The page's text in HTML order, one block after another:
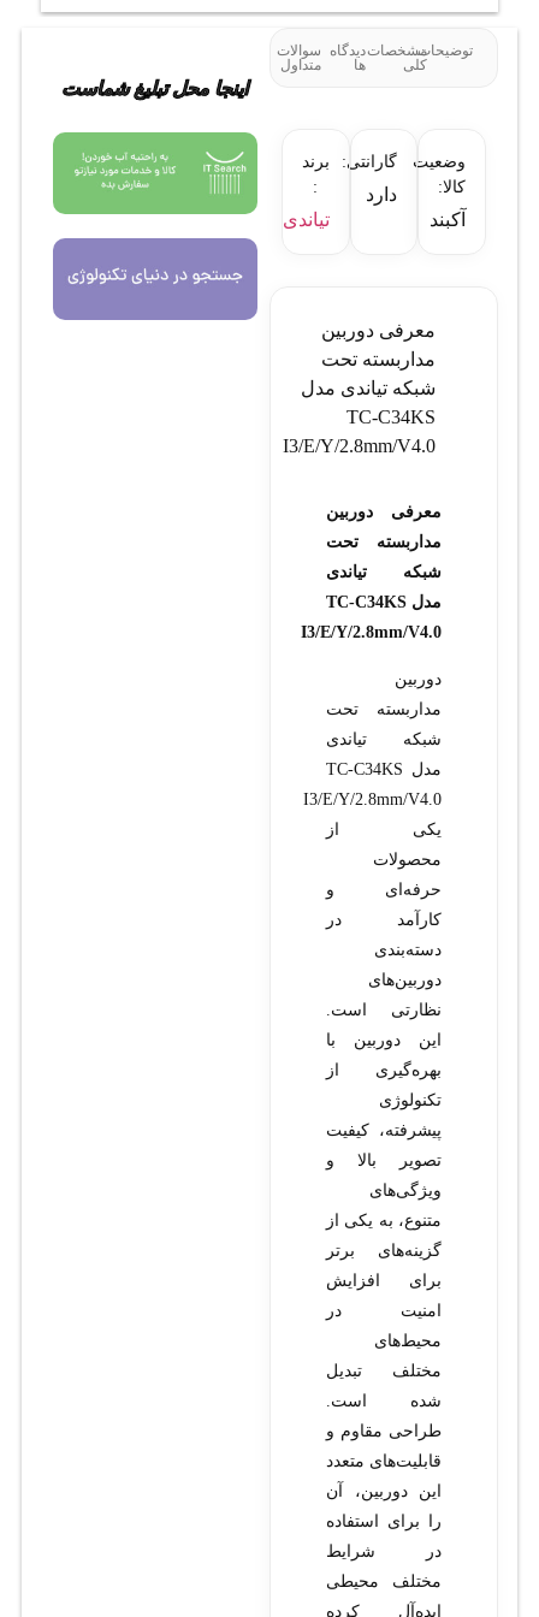
توضیحاتمشخصات
کلی
دیدگاه
ها
سوالات
متداول
وضعیت
کالا:
آکبند
گارانتی:
دارد
برند
:
تیاندی
معرفی دوربین
مداربسته تحت
شبکه تیاندی مدل
TC-C34KS
I3/E/Y/2.8mm/V4.0
معرفی دوربین
مداربسته تحت
شبکه تیاندی
مدل TC-C34KS
I3/E/Y/2.8mm/V4.0
دوربین
مداربسته تحت
شبکه تیاندی
مدل TC-C34KS
I3/E/Y/2.8mm/V4.0
یکی از
محصولات
حرفه‌ای و
کارآمد در
دسته‌بندی
دوربین‌های
نظارتی است.
این دوربین با
بهره‌گیری از
تکنولوژی
پیشرفته، کیفیت
تصویر بالا و
ویژگی‌های
متنوع، به یکی از
گزینه‌های برتر
برای افزایش
امنیت در
محیط‌های
مختلف تبدیل
شده است.
طراحی مقاوم و
قابلیت‌های متعدد
این دوربین، آن
را برای استفاده
در شرایط
مختلف محیطی
ایده‌آل کرده
اینجا محل تبلیغ شماست